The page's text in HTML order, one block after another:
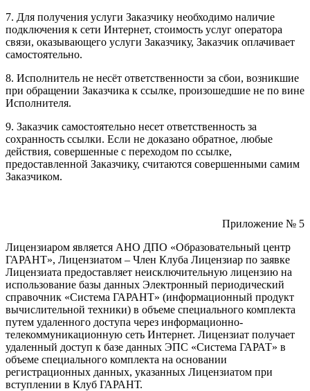
7. Для получения услуги Заказчику необходимо наличие
подключения к сети Интернет, стоимость услуг оператора
связи, оказывающего услуги Заказчику, Заказчик оплачивает
самостоятельно.
8. Исполнитель не несёт ответственности за сбои, возникшие
при обращении Заказчика к ссылке, произошедшие не по вине
Исполнителя.
9. Заказчик самостоятельно несет ответственность за
сохранность ссылки. Если не доказано обратное, любые
действия, совершенные с переходом по ссылке,
предоставленной Заказчику, считаются совершенными самим
Заказчиком.
Приложение № 5
Лицензиаром является АНО ДПО «Образовательный центр
ГАРАНТ», Лицензиатом – Член Клуба Лицензиар по заявке
Лицензиата предоставляет неисключительную лицензию на
использование базы данных Электронный периодический
справочник «Система ГАРАНТ» (информационный продукт
вычислительной техники) в объеме специального комплекта
путем удаленного доступа через информационно-
телекоммуникационную сеть Интернет. Лицензиат получает
удаленный доступ к базе данных ЭПС «Система ГАРАТ» в
объеме специального комплекта на основании
регистрационных данных, указанных Лицензиатом при
вступлении в Клуб ГАРАНТ.